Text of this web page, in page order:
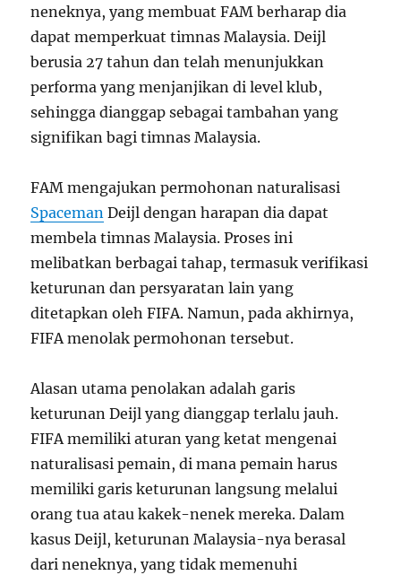
neneknya, yang membuat FAM berharap dia
dapat memperkuat timnas Malaysia. Deijl
berusia 27 tahun dan telah menunjukkan
performa yang menjanjikan di level klub,
sehingga dianggap sebagai tambahan yang
signifikan bagi timnas Malaysia.
FAM mengajukan permohonan naturalisasi
Spaceman Deijl dengan harapan dia dapat
membela timnas Malaysia. Proses ini
melibatkan berbagai tahap, termasuk verifikasi
keturunan dan persyaratan lain yang
ditetapkan oleh FIFA. Namun, pada akhirnya,
FIFA menolak permohonan tersebut.
Alasan utama penolakan adalah garis
keturunan Deijl yang dianggap terlalu jauh.
FIFA memiliki aturan yang ketat mengenai
naturalisasi pemain, di mana pemain harus
memiliki garis keturunan langsung melalui
orang tua atau kakek-nenek mereka. Dalam
kasus Deijl, keturunan Malaysia-nya berasal
dari neneknya, yang tidak memenuhi